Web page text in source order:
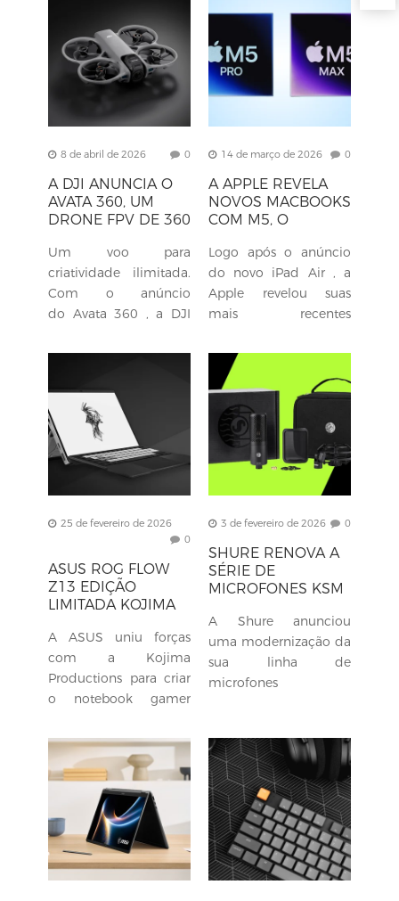
série AP3....
digitalização por...
8 de abril de 2026 0
A DJI ANUNCIA O
AVATA 360, UM
DRONE FPV DE 360
RESOLUÇÃO 8K
Um voo para
criatividade ilimitada.
Com o anúncio
do Avata 360 , a DJI
categoria de drones de
é, na verdade, um...
14 de março de 2026 0
A APPLE REVELA
NOVOS MACBOOKS
COM M5, O
MUITO MAIS.
Logo após o anúncio
do novo iPad Air , a
Apple revelou suas
mais recentes
o novo MacBook Air, o
MacBook Pro, os
monitores Studio
atualizados e...
25 de fevereiro de 2026
0
ASUS ROG FLOW
Z13 EDIÇÃO
LIMITADA KOJIMA
A ASUS uniu forças
com a Kojima
Productions para criar
o notebook gamer
edição limitada .
Apresentado
inicialmente na CES
2026, o notebook 2
em 1,...
3 de fevereiro de 2026 0
SHURE RENOVA A
SÉRIE DE
MICROFONES KSM
A Shure anunciou
uma modernização da
sua linha de
microfones
KSM32C, KSM40C e
KSM44MP, que
apresentam suportes
anti-choque...